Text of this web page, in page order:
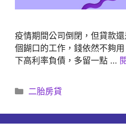
疫情期間公司倒閉，但貸款
個餬口的工作，錢依然不夠
下高利率負債，多留一點 …
分
二胎房貸